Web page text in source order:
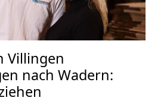
Villingen
nach Wadern: